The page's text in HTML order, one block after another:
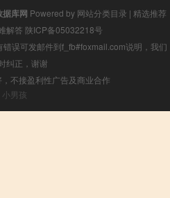
库网 Powered by 网站分类目录 | 精选推荐
解答 陕ICP备05032218号
误可发邮件到f_fb#foxmail.com说明，我们
纠正，谢谢
不接盈利性广告及商业合作
小男孩